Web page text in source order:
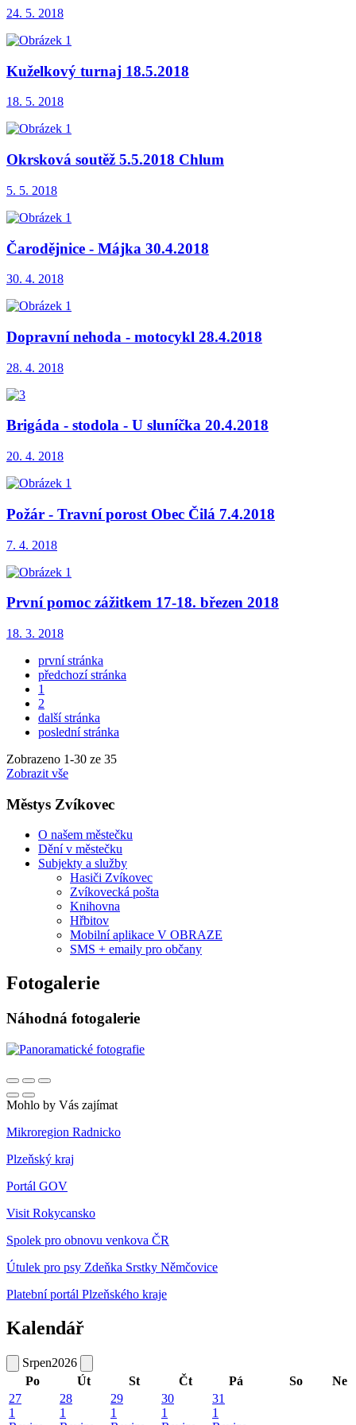
24. 5. 2018
Kuželkový turnaj 18.5.2018
18. 5. 2018
Okrsková soutěž 5.5.2018 Chlum
5. 5. 2018
Čarodějnice - Májka 30.4.2018
30. 4. 2018
Dopravní nehoda - motocykl 28.4.2018
28. 4. 2018
Brigáda - stodola - U sluníčka 20.4.2018
20. 4. 2018
Požár - Travní porost Obec Čilá 7.4.2018
7. 4. 2018
První pomoc zážitkem 17-18. březen 2018
18. 3. 2018
první stránka
předchozí stránka
1
2
další stránka
poslední stránka
Zobrazeno 1-30 ze 35
Zobrazit vše
Městys Zvíkovec
O našem městečku
Dění v městečku
Subjekty a služby
Hasiči Zvíkovec
Zvíkovecká pošta
Knihovna
Hřbitov
Mobilní aplikace V OBRAZE
SMS + emaily pro občany
Fotogalerie
Náhodná fotogalerie
Mohlo by Vás zajímat
Mikroregion Radnicko
Plzeňský kraj
Portál GOV
Visit Rokycansko
Spolek pro obnovu venkova ČR
Útulek pro psy Zdeňka Srstky Němčovice
Platební portál Plzeňského kraje
Kalendář
Srpen2026
Po
Út St Čt Pá So
Ne
27
1
28
1
29
1
30
1
31
1